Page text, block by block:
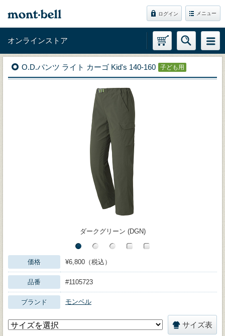
ログイン メニュー
オンラインストア
O.D.パンツ ライト カーゴ Kid's 140-160 子ども用
ダークグリーン (DGN)
価格 ¥6,800（税込）
品番 #1105723
ブランド モンベル
サイズ表